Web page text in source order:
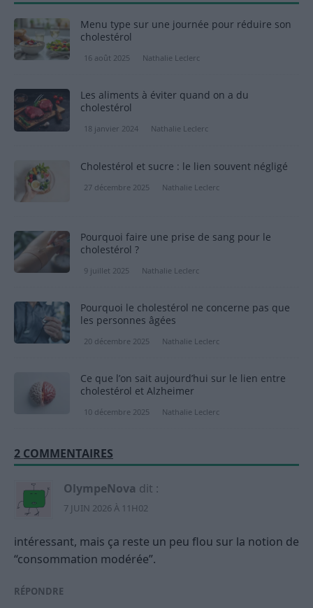
Menu type sur une journée pour réduire son
cholestérol
16 août 2025 Nathalie Leclerc
Les aliments à éviter quand on a du
cholestérol
18 janvier 2024 Nathalie Leclerc
Cholestérol et sucre : le lien souvent négligé
27 décembre 2025 Nathalie Leclerc
Pourquoi faire une prise de sang pour le
cholestérol ?
9 juillet 2025 Nathalie Leclerc
Pourquoi le cholestérol ne concerne pas que
les personnes âgées
20 décembre 2025 Nathalie Leclerc
Ce que l’on sait aujourd’hui sur le lien entre
cholestérol et Alzheimer
10 décembre 2025 Nathalie Leclerc
2 COMMENTAIRES
OlympeNova dit :
7 JUIN 2026 À 11H02
intéressant, mais ça reste un peu flou sur la notion de
“consommation modérée”.
RÉPONDRE